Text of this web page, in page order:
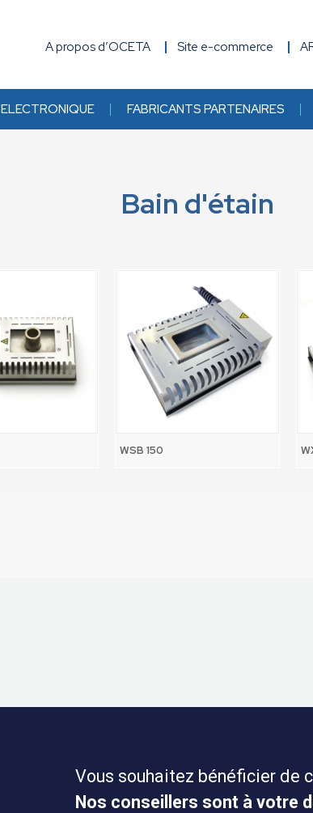
A propos d’OCETA Site e-commerce
ELECTRONIQUE FABRICANTS PARTENAIRES
Bain d'étain
WSB 150
Vous souhaitez bénéficier de
Nos conseillers sont à votre